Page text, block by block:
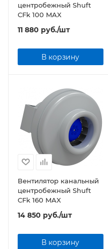
центробежный Shuft
CFk 100 MAX
11 880 руб./шт
В корзину
Вентилятор канальный
центробежный Shuft
CFk 160 MAX
14 850 руб./шт
В корзину